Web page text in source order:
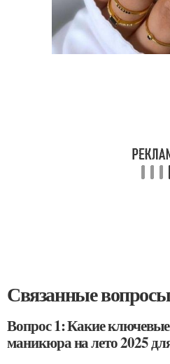
Связанные
Вопрос 1: Какие
маникюра на лето 2025